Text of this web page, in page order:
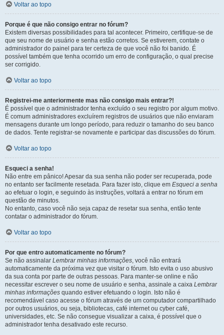
Voltar ao topo
Porque é que não consigo entrar no fórum?
Existem diversas possibilidades para tal acontecer. Primeiro, certifique-se de
que seu nome de usuário e senha estão corretos. Se estiverem, contate o
administrador do painel para ter certeza de que você não foi banido. É
possível também que tenha ocorrido um erro de configuração, o qual precise
ser corrigido.
Voltar ao topo
Registrei-me anteriormente mas não consigo mais entrar?!
É possível que o administrador tenha excluído o seu registro por algum motivo.
É comum administradores excluírem registros de usuários que não enviaram
mensagens durante um longo período, para reduzir o tamanho do seu banco
de dados. Tente registrar-se novamente e participar das discussões do fórum.
Voltar ao topo
Esqueci a senha!
Não entre em pânico! Apesar da sua senha não poder ser recuperada, pode
no entanto ser facilmente resetada. Para fazer isto, clique em Esqueci a senha
ao efetuar o login, e seguindo às instruções, voltará a entrar no fórum em
questão de minutos.
No entanto, caso você não seja capaz de resetar sua senha, então tente
contatar o administrador do fórum.
Voltar ao topo
Por que entro automaticamente no fórum?
Se não assinalar Lembrar minhas informações, você não entrará
automaticamente da próxima vez que visitar o fórum. Isto evita o uso abusivo
da sua conta por parte de outras pessoas. Para manter-se online e não
necessitar escrever o seu nome de usuário e senha, assinale a caixa Lembrar
minhas informações quando estiver efetuando o login. Isto não é
recomendável caso acesse o fórum através de um computador compartilhado
por outros usuários, ou seja, bibliotecas, café internet ou cyber café,
universidades, etc. Se não consegue visualizar a caixa, é possível que o
administrador tenha desativado este recurso.